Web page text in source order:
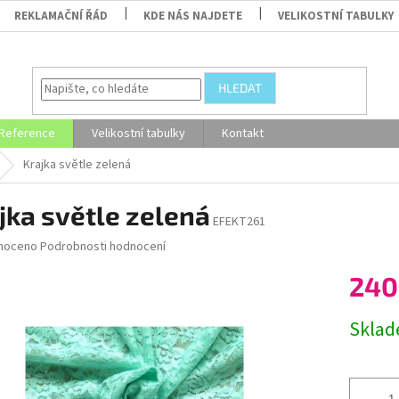
REKLAMAČNÍ ŘÁD KDE NÁS NAJDETE VELIKOSTNÍ TABULKY
HLEDAT
Velikostní tabulky
Kontakt
Krajka světle zelená
světle zelená EFEKT261
Podrobnosti hodnocení
cena: